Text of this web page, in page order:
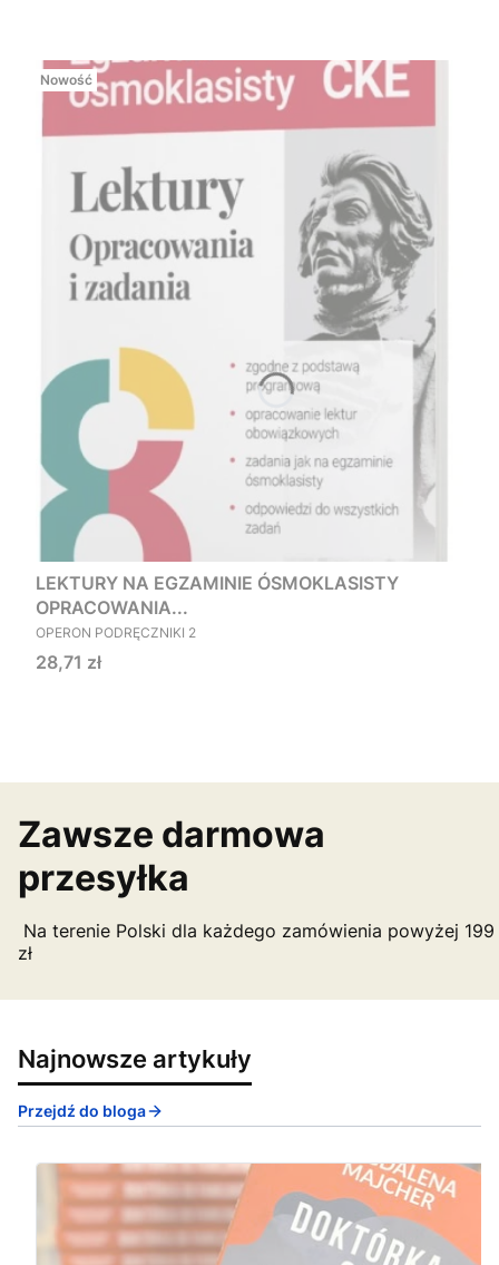
Nowość
LEKTURY NA EGZAMINIE ÓSMOKLASISTY
OPRACOWANIA...
PRODUCENT
OPERON PODRĘCZNIKI 2
Cena
28,71 zł
Zawsze darmowa
przesyłka
Na terenie Polski dla każdego zamówienia powyżej 199
zł
Najnowsze artykuły
Przejdź do bloga